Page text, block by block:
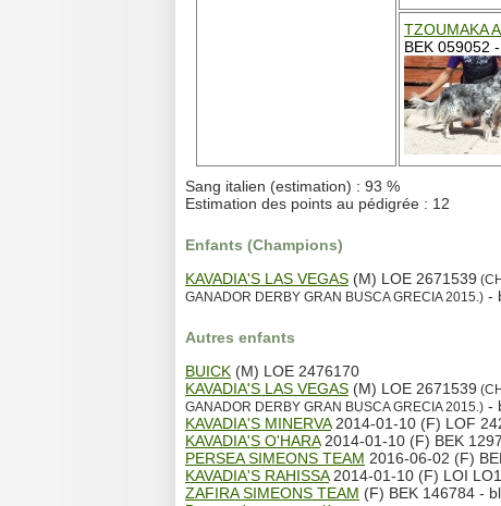
TZOUMAKA
BEK 059052
Sang italien (estimation) : 93 %
Estimation des points au pédigrée : 12
Enfants (Champions)
KAVADIA'S LAS VEGAS (M) LOE 2671539
GANADOR DERBY GRAN BUSCA GRECIA 2015.) -
Autres enfants
BUICK (M) LOE 2476170
KAVADIA'S LAS VEGAS (M) LOE 2671539
GANADOR DERBY GRAN BUSCA GRECIA 2015.) -
KAVADIA'S MINERVA2014-01-10 (F) LOF
KAVADIA'S O'HARA2014-01-10 (F) BEK
PERSEA SIMEONS TEAM 2016-06-02 (F)
KAVADIA'S RAHISSA2014-01-10 (F) LOI
ZAFIRA SIMEONS TEAM (F) BEK 146784 -